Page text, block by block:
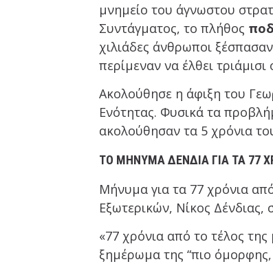
μνημείο του άγνωστου
Συντάγματος, το πλήθος
χιλιάδες άνθρωποι
περίμεναν να έλθει
Ακολούθησε η άφιξη του
Ενότητας. Φυσικά τα
ακολούθησαν τα 5 χρόνια
ΤΟ ΜΉΝΥΜΑ ΔΈΝΔΙΑ ΓΙΑ ΤΑ 77
Μήνυμα για τα 77 χρόνια
Εξωτερικών, Νίκος
«77 χρόνια από το τέλος
ξημέρωμα της “πιο